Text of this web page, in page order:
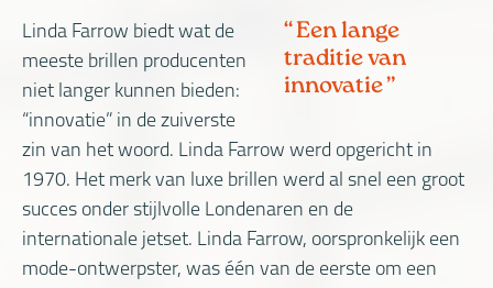
Een lange
traditie van
innovatie
Linda Farrow biedt wat de
meeste brillen producenten
niet langer kunnen bieden:
“innovatie” in de zuiverste
zin van het woord. Linda Farrow werd opgericht in
1970. Het merk van luxe brillen werd al snel een groot
succes onder stijlvolle Londenaren en de
internationale jetset. Linda Farrow, oorspronkelijk een
mode-ontwerpster, was één van de eerste om een